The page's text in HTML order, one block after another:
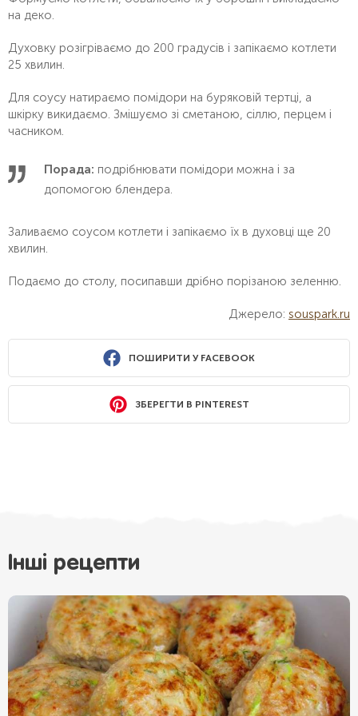
на деко.
Духовку розігріваємо до 200 градусів і запікаємо котлети
25 хвилин.
Для соусу натираємо помідори на буряковій тертці, а
шкірку викидаємо. Змішуємо зі сметаною, сіллю, перцем і
часником.
Порада: подрібнювати помідори можна і за
допомогою блендера.
Заливаємо соусом котлети і запікаємо їх в духовці ще 20
хвилин.
Подаємо до столу, посипавши дрібно порізаною зеленню.
Джерело: souspark.ru
ПОШИРИТИ У FACEBOOK
ЗБЕРЕГТИ В PINTEREST
Інші рецепти